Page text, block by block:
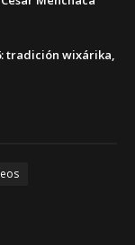
tradición wixárika,